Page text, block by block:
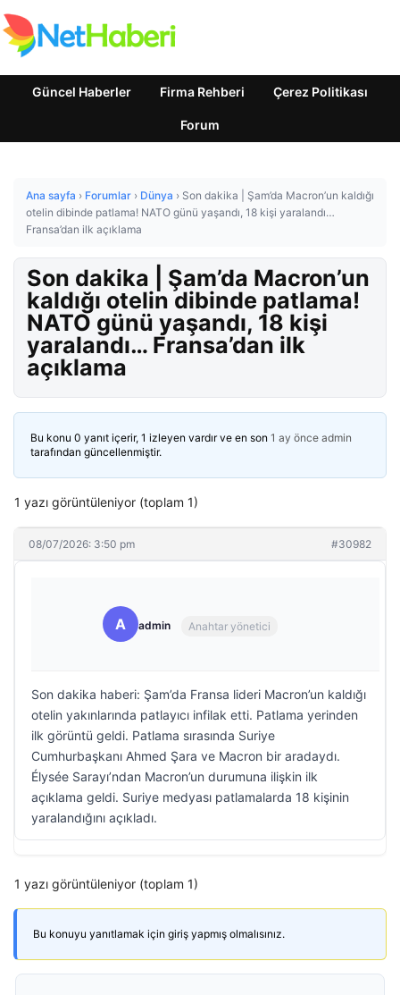
Güncel Haberler Firma Rehberi Çerez Politikası
Forum
Ana sayfa › Forumlar › Dünya › Son dakika | Şam’da Macron’un kaldığı
otelin dibinde patlama! NATO günü yaşandı, 18 kişi yaralandı…
Fransa’dan ilk açıklama
Son dakika | Şam’da Macron’un
kaldığı otelin dibinde patlama!
NATO günü yaşandı, 18 kişi
yaralandı… Fransa’dan ilk
açıklama
Bu konu 0 yanıt içerir, 1 izleyen vardır ve en son 1 ay önce admin
tarafından güncellenmiştir.
1 yazı görüntüleniyor (toplam 1)
08/07/2026: 3:50 pm #30982
A admin Anahtar yönetici
Son dakika haberi: Şam’da Fransa lideri Macron’un kaldığı
otelin yakınlarında patlayıcı infilak etti. Patlama yerinden
ilk görüntü geldi. Patlama sırasında Suriye
Cumhurbaşkanı Ahmed Şara ve Macron bir aradaydı.
Élysée Sarayı’ndan Macron’un durumuna ilişkin ilk
açıklama geldi. Suriye medyası patlamalarda 18 kişinin
yaralandığını açıkladı.
1 yazı görüntüleniyor (toplam 1)
Bu konuyu yanıtlamak için giriş yapmış olmalısınız.